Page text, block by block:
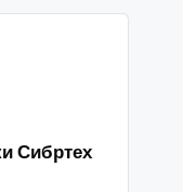
Сибртех